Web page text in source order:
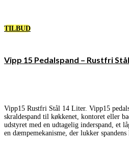
TILBUD
Vipp 15 Pedalspand – Rustfri Stål
Vipp15 Rustfri Stål 14 Liter. Vipp15
skraldespand til køkkenet, kontoret eller
udstyret med en udtagelig inderspand, et
en dæmpemekanisme, der lukker